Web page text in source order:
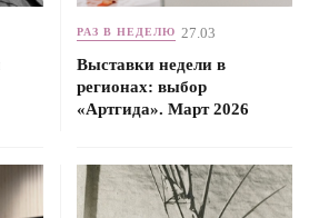
РАЗ В НЕДЕЛЮ 27.03
Выставки недели в
регионах: выбор
«Артгида». Март 2026